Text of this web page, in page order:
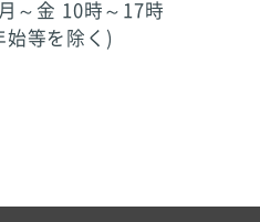
～金 10時～17時
始等を除く)